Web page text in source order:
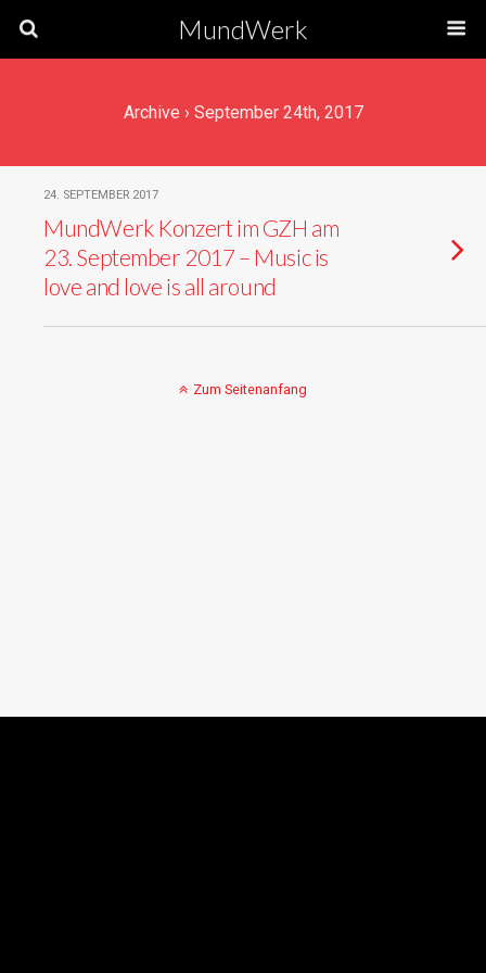
MundWerk
Archive › September 24th, 2017
24. SEPTEMBER 2017
MundWerk Konzert im GZH am
23. September 2017 – Music is
love and love is all around
Zum Seitenanfang